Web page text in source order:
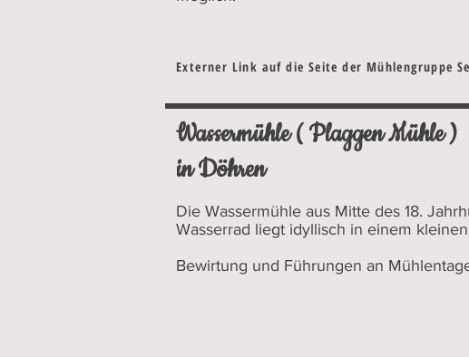
Externer Link auf die Seite der Mühlengruppe
Wassermühle ( Plaggen Mühle )
in Döhren
Die Wassermühle aus Mitte des 18.
Wasserrad liegt idyllisch in einem
Bewirtung und Führungen an